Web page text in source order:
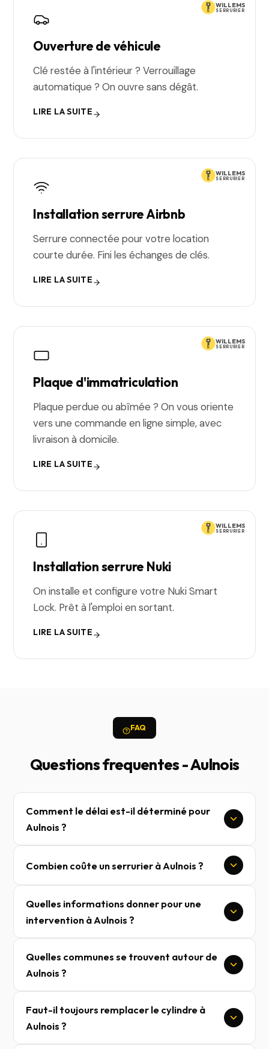
WILLEMS
SERRURIER
Ouverture de véhicule
Clé restée à l'intérieur ? Verrouillage
automatique ? On ouvre sans dégât.
LIRE LA SUITE
WILLEMS
SERRURIER
Installation serrure Airbnb
Serrure connectée pour votre location
courte durée. Fini les échanges de clés.
LIRE LA SUITE
WILLEMS
SERRURIER
Plaque d'immatriculation
Plaque perdue ou abîmée ? On vous oriente
vers une commande en ligne simple, avec
livraison à domicile.
LIRE LA SUITE
WILLEMS
SERRURIER
Installation serrure Nuki
On installe et configure votre Nuki Smart
Lock. Prêt à l'emploi en sortant.
LIRE LA SUITE
FAQ
Questions frequentes - Aulnois
Comment le délai est-il déterminé pour
Aulnois ?
Combien coûte un serrurier à Aulnois ?
Quelles informations donner pour une
intervention à Aulnois ?
Quelles communes se trouvent autour de
Aulnois ?
Faut-il toujours remplacer le cylindre à
Aulnois ?